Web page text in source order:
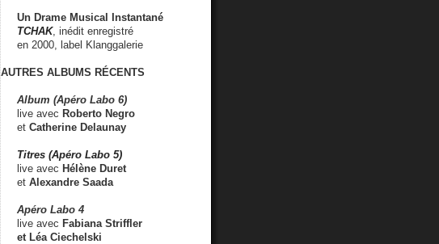
Un Drame Musical Instantané
TCHAK, inédit enregistré
en 2000, label Klanggalerie
AUTRES ALBUMS RÉCENTS
Album (Apéro Labo 6)
live avec Roberto Negro
et Catherine Delaunay
Titres (Apéro Labo 5)
live avec Hélène Duret
et Alexandre Saada
Apéro Labo 4
live avec Fabiana Striffler
et Léa Ciechelski